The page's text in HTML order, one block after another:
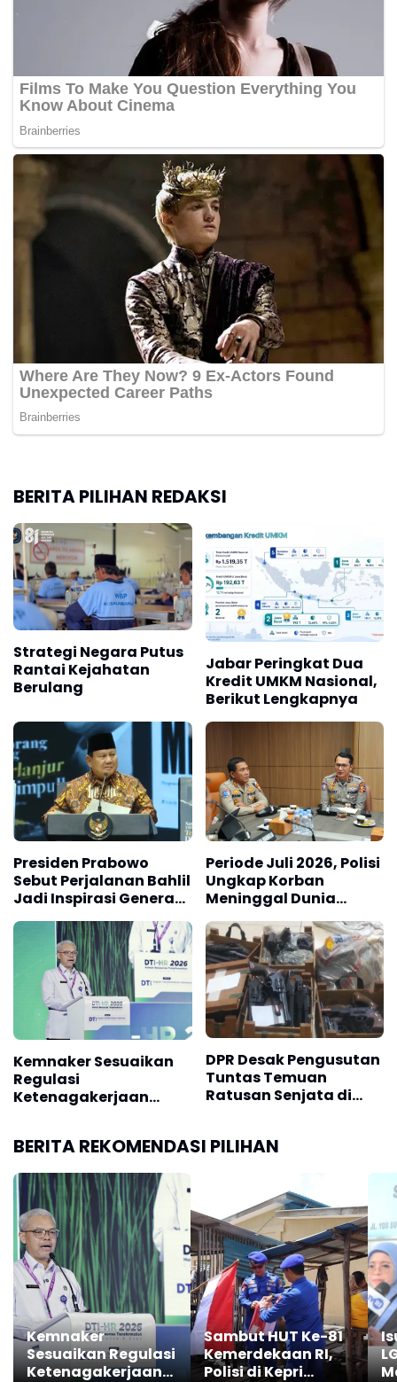
BERITA PILIHAN REDAKSI
Strategi Negara Putus
Rantai Kejahatan
Berulang
Jabar Peringkat Dua
Kredit UMKM Nasional,
Berikut Lengkapnya
Presiden Prabowo
Sebut Perjalanan Bahlil
Jadi Inspirasi Generasi
Periode Juli 2026, Polisi
Ungkap Korban
Meninggal Dunia
Semester 1 Turun 22,92
Persen
Kemnaker Sesuaikan
Regulasi
Ketenagakerjaan
DPR Desak Pengusutan
Tuntas Temuan
Ratusan Senjata di
BERITA REKOMENDASI PILIHAN
Kemnaker
Sesuaikan Regulasi
Ketenagakerjaan
Sambut HUT Ke-81
Kemerdekaan RI,
Polisi di Kepri